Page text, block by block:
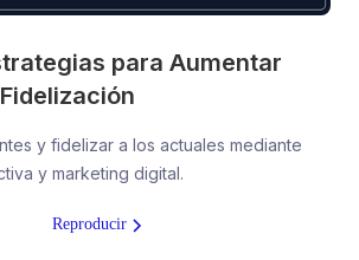
para Aumentar
y fidelizar a los actuales mediante
y marketing digital.
Reproducir